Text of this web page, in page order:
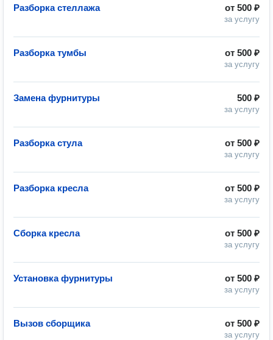
от 500 ₽
за услугу
Разборка стеллажа
от 500 ₽
за услугу
Разборка тумбы
500 ₽
за услугу
Замена фурнитуры
от 500 ₽
за услугу
Разборка стула
от 500 ₽
за услугу
Разборка кресла
от 500 ₽
за услугу
Сборка кресла
от 500 ₽
за услугу
Установка фурнитуры
от 500 ₽
за услугу
Вызов сборщика